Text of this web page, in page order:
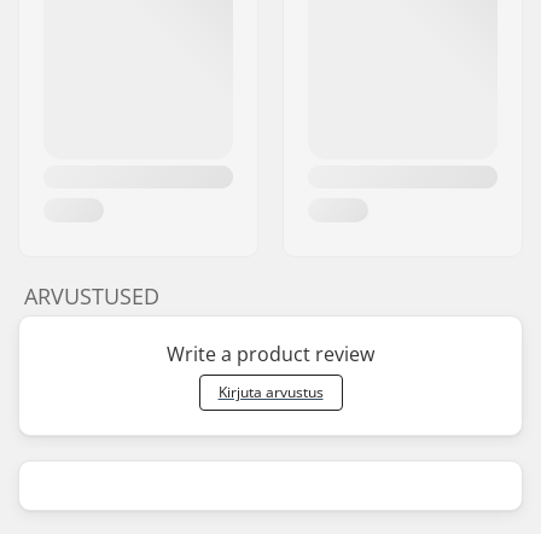
ARVUSTUSED
Write a product review
Kirjuta arvustus